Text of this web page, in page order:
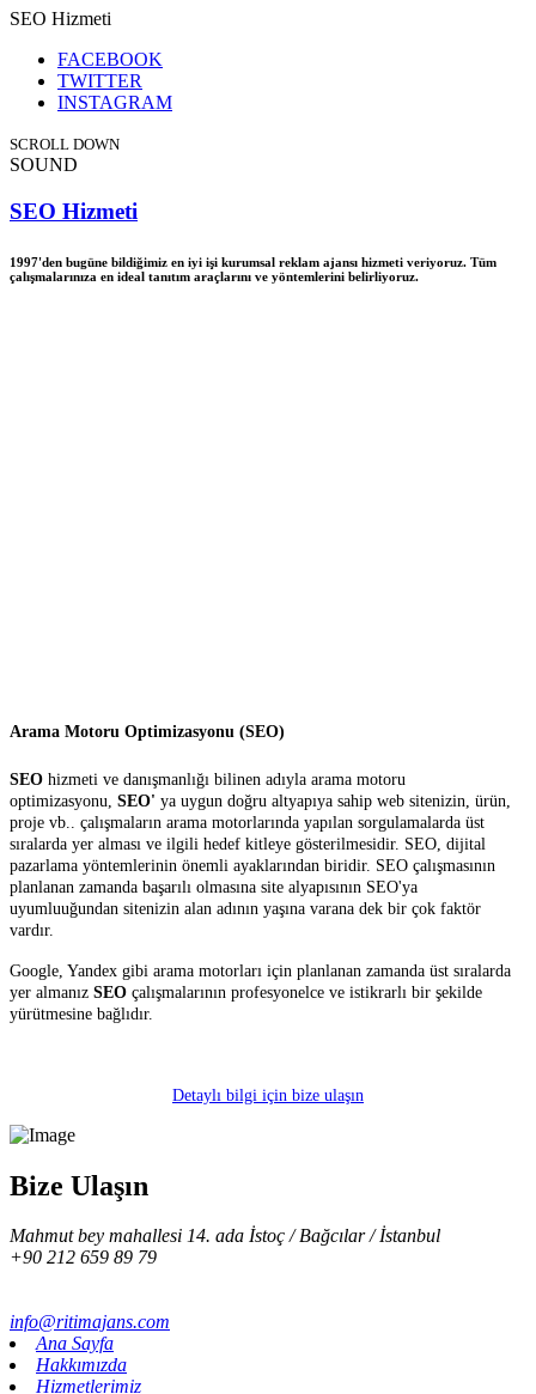
SEO Hizmeti
FACEBOOK
TWITTER
INSTAGRAM
SCROLL DOWN
SOUND
SEO Hizmeti
1997'den bugüne bildiğimiz en iyi işi kurumsal reklam ajansı hizmeti veriyoruz. Tüm
çalışmalarınıza en ideal tanıtım araçlarını ve yöntemlerini belirliyoruz.
Arama Motoru Optimizasyonu (SEO)
SEO hizmeti ve danışmanlığı bilinen adıyla arama motoru
optimizasyonu, SEO' ya uygun doğru altyapıya sahip web sitenizin, ürün,
proje vb.. çalışmaların arama motorlarında yapılan sorgulamalarda üst
sıralarda yer alması ve ilgili hedef kitleye gösterilmesidir. SEO, dijital
pazarlama yöntemlerinin önemli ayaklarından biridir. SEO çalışmasının
planlanan zamanda başarılı olmasına site alyapısının SEO'ya
uyumluuğundan sitenizin alan adının yaşına varana dek bir çok faktör
vardır.
Google, Yandex gibi arama motorları için planlanan zamanda üst sıralarda
yer almanız SEO çalışmalarının profesyonelce ve istikrarlı bir şekilde
yürütmesine bağlıdır.
Detaylı bilgi için bize ulaşın
Bize Ulaşın
Mahmut bey mahallesi 14. ada İstoç / Bağcılar / İstanbul
+90 212 659 89 79
info@ritimajans.com
Ana Sayfa
Hakkımızda
Hizmetlerimiz